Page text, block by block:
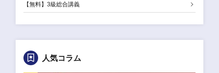
【無料】3級総合講義
人気コラム